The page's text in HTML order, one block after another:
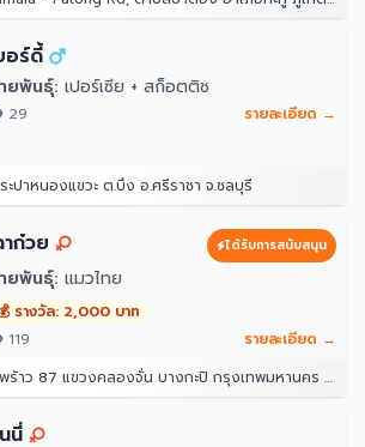
อร์ดี้
ยพันธุ์: เปอร์เซีย + สก็อตติช
29 รายละเอียด →
ปาหนองแขวะ ต.บึง อ.ศรีราชา จ.ชลบุรี
าก๋วย ได้รับการสนับสนุน
ยพันธุ์: แมวไทย
รางวัล: 2,000 บาท
119
รายละเอียด →
าว 87 แขวงคลองจั่น บางกะปิ กรุงเทพมหานคร 10240
นี่